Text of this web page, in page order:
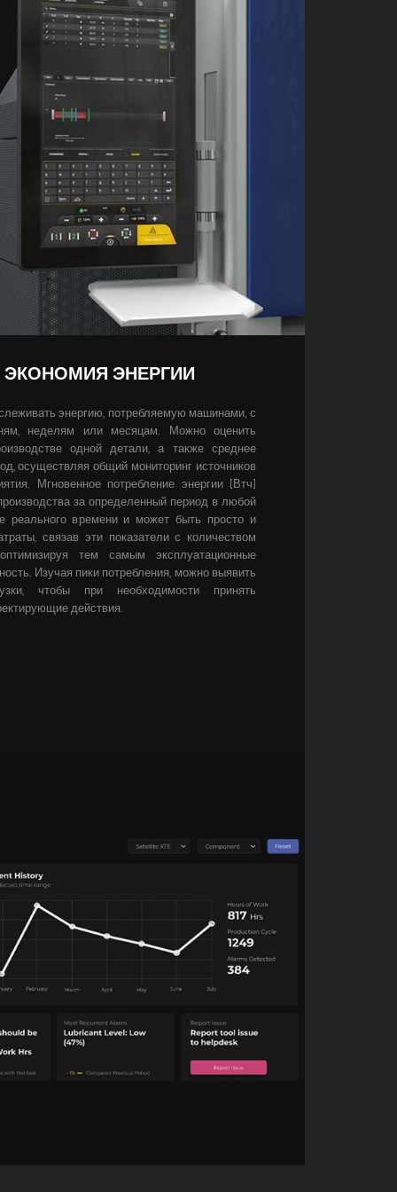
ЭКОНОМИЯ ЭНЕРГИИ
энергию, потребляемую машинами, с
неделям или месяцам. Можно оценить
одной детали, а также среднее
осуществляя общий мониторинг источников
Мгновенное потребление энергии [Втч]
за определенный период в любой
реального времени и может быть просто и
связав эти показатели с количеством
тем самым эксплуатационные
Изучая пики потребления, можно выявить
чтобы при необходимости принять
действия.